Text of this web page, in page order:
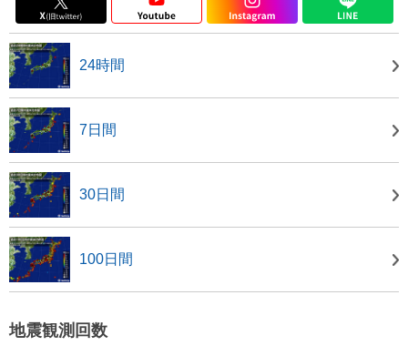
24時間
7日間
30日間
100日間
地震観測回数